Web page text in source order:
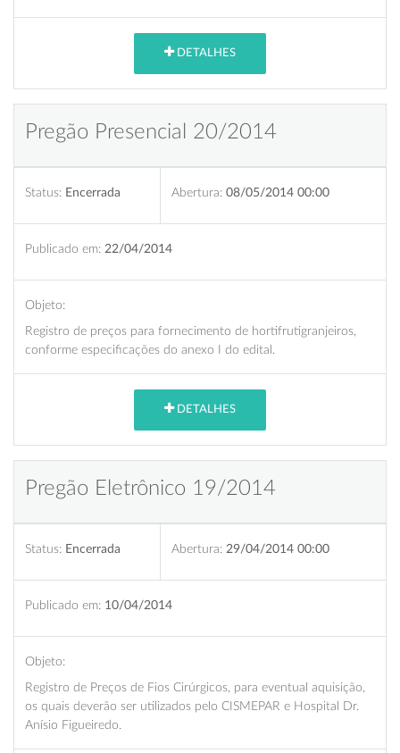
DETALHES
Pregão Presencial 20/2014
Status: Encerrada Abertura: 08/05/2014 00:00
Publicado em: 22/04/2014
Objeto:
Registro de preços para fornecimento de hortifrutigranjeiros,
conforme especificações do anexo I do edital.
DETALHES
Pregão Eletrônico 19/2014
Status: Encerrada Abertura: 29/04/2014 00:00
Publicado em: 10/04/2014
Objeto:
Registro de Preços de Fios Cirúrgicos, para eventual aquisição,
os quais deverão ser utilizados pelo CISMEPAR e Hospital Dr.
Anísio Figueiredo.